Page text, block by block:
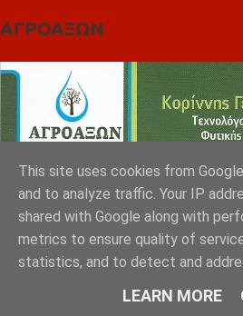
ΑΓΡΟΑΞΩΝ
Diafimistes.gr
This site uses cookies from
and to analyze traffic. Your IP
shared with Google along with
metrics to ensure quality of
statistics, and to detect and
LEARN MORE